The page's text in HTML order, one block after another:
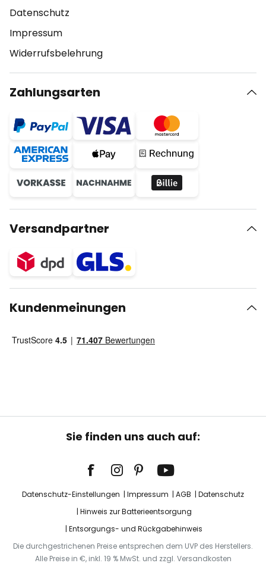
Datenschutz
Impressum
Widerrufsbelehrung
Zahlungsarten
Versandpartner
Kundenmeinungen
Sie finden uns auch auf:
Datenschutz-Einstellungen Impressum AGB
Datenschutz
Hinweis zur Batterieentsorgung
Entsorgungs- und Rückgabehinweis
Die durchgestrichenen Preise entsprechen dem UVP des Herstellers.
Alle Preise in €, inkl. 19 % MwSt. und zzgl. Versandkosten